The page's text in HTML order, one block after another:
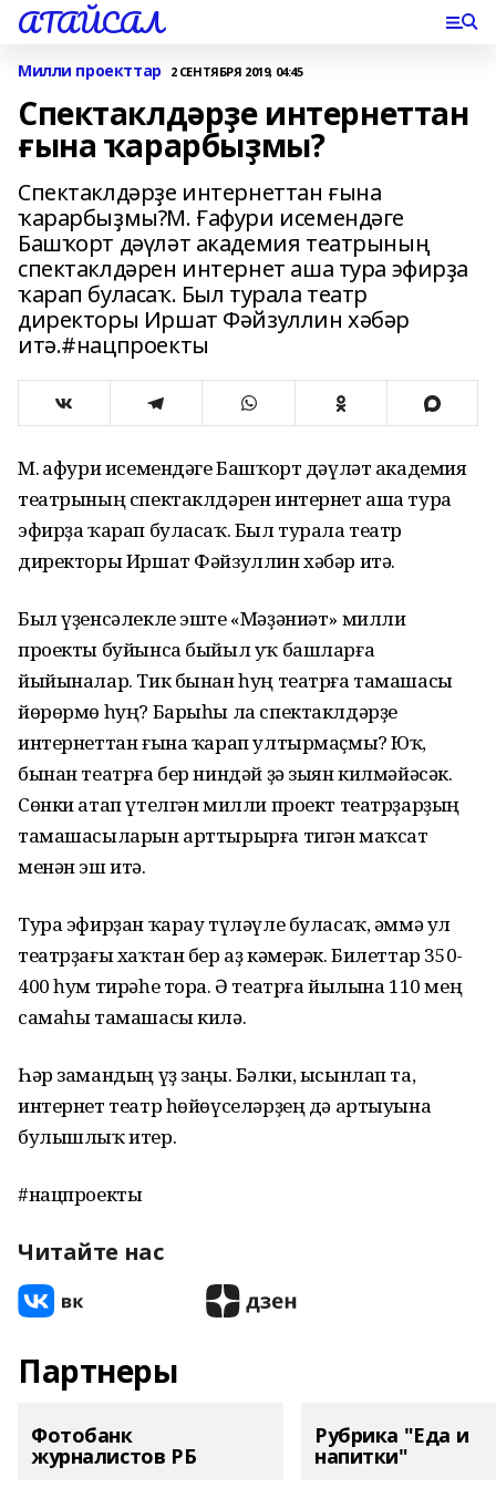
АТАЙСАЛ
Милли проекттар 2 СЕНТЯБРЯ 2019, 04:45
Спектаклдәрҙе интернеттан
ғына ҡарарбыҙмы?
Спектаклдәрҙе интернеттан ғына
ҡарарбыҙмы?М. Ғафури исемендәге
Башҡорт дәүләт академия театрының
спектаклдәрен интернет аша тура эфирҙа
ҡарап буласаҡ. Был турала театр
директоры Иршат Фәйзуллин хәбәр
итә.#нацпроекты
М. Ғафури исемендәге Башҡорт дәүләт академия
театрының спектаклдәрен интернет аша тура
эфирҙа ҡарап буласаҡ. Был турала театр
директоры Иршат Фәйзуллин хәбәр итә.
Был үҙенсәлекле эште «Мәҙәниәт» милли
проекты буйынса быйыл уҡ башларға
йыйыналар. Тик бынан һуң театрға тамашасы
йөрөрмө һуң? Барыһы ла спектаклдәрҙе
интернеттан ғына ҡарап ултырмаҫмы? Юҡ,
бынан театрға бер ниндәй ҙә зыян килмәйәсәк.
Сөнки атап үтелгән милли проект театрҙарҙың
тамашасыларын арттырырға тигән маҡсат
менән эш итә.
Тура эфирҙан ҡарау түләүле буласаҡ, әммә ул
театрҙағы хаҡтан бер аҙ кәмерәк. Билеттар 350-
400 һум тирәһе тора. Ә театрға йылына 110 мең
самаһы тамашасы килә.
Һәр замандың үҙ заңы. Бәлки, ысынлап та,
интернет театр һөйөүселәрҙең дә артыуына
булышлыҡ итер.
#нацпроекты
Читайте нас
Партнеры
Фотобанк
журналистов РБ
Рубрика "Еда и
напитки"